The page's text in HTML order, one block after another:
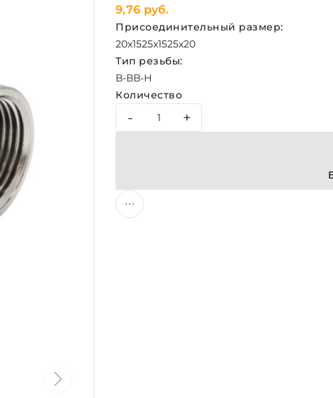
9,76 руб.
Присоединительный размер:
20x1525x1525x20
Тип резьбы:
В-ВВ-Н
Количество
- +